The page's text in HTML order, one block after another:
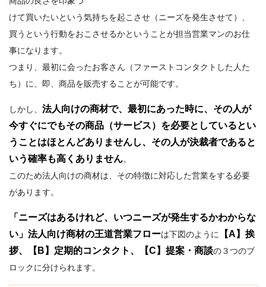
けて買いたいという気持ちを起こさせ（ニーズを発生させて）、
買うという行動をおこさせるかということが担当営業マンのお仕
事になります。
つまり、最初に会ったお客さん（ファーストコンタクトした人た
ち）に、即、商品を販売することが可能です。
しかし、 法人向けの商材で、最初にあった時に、その人が
今すぐにでもその商品（サービス）を必要としているとい
うことはほとんどありませんし、その人が決裁者であると
いう確率も高くありません。
このため法人向けの商材は、その特徴に対応した営業をする必要
があります。
「ニーズはあるけれど、いつニーズが発生するかわからな
い」法人向け商材の王道営業フローは下図のように
【A】挨
拶、【B】定期的コンタクト、【C】提案・商談の３つのブ
ロックに分けられます。